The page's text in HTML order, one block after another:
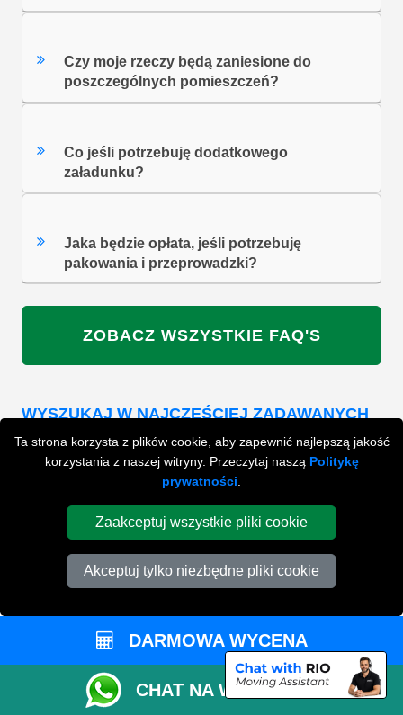
Ta strona korzysta z plików cookie, aby zapewnić najlepszą jakość
korzystania z naszej witryny. Przeczytaj naszą Politykę
prywatności
Zaakceptuj wszystkie pliki cookie
Akceptuj tylko niezbędne pliki cookie
Czy moje rzeczy będą zaniesione do
poszczególnych pomieszczeń?
Co jeśli potrzebuję dodatkowego
załadunku?
Jaka będzie opłata, jeśli potrzebuję
pakowania i przeprowadzki?
ZOBACZ WSZYSTKIE FAQ'S
WYSZUKAJ W NAJCZĘŚCIEJ ZADAWANYCH
PYTANIACH
PONIŻSZYCH WYNIKÓW
PRZYGOTUJ SIĘ DO SWOJEJ
PRZEPROWADZKI
DARMOWA WYCENA
CHAT NA WHATSAPP